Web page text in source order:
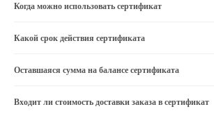
Когда можно использовать сертификат
Какой срок действия сертификата
Оставшаяся сумма на балансе сертификата
Входит ли стоимость доставки заказа в сертификат